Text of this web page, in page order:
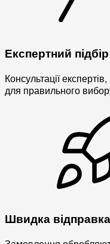
Експертний підбір
Консультації
для правильного
Швидка відправка